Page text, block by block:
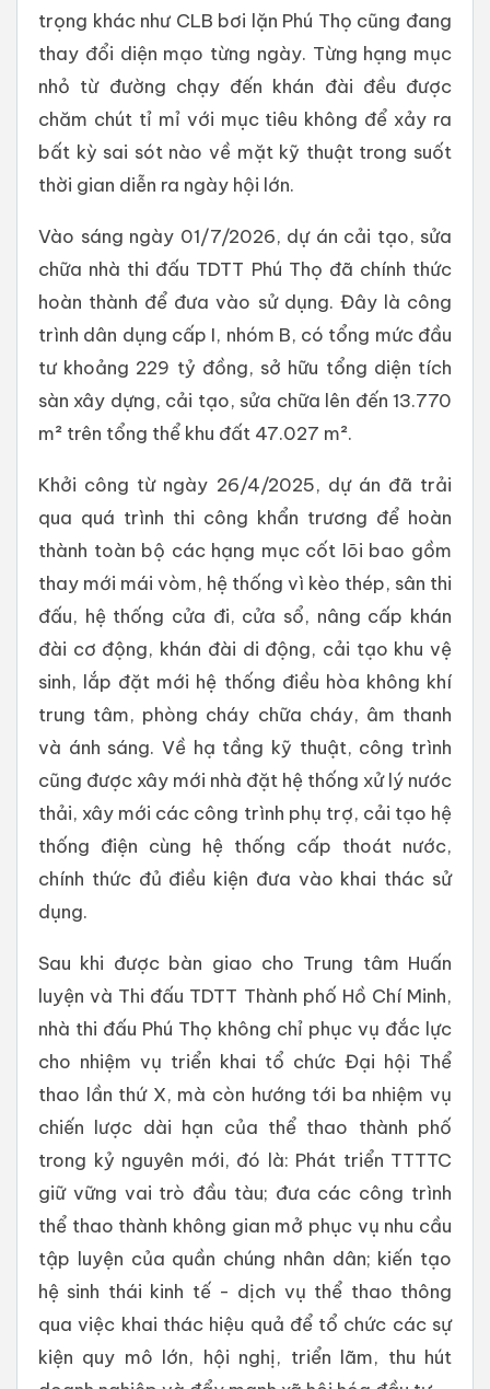
trọng khác như CLB bơi lặn Phú Thọ cũng đang
thay đổi diện mạo từng ngày. Từng hạng mục
nhỏ từ đường chạy đến khán đài đều được
chăm chút tỉ mỉ với mục tiêu không để xảy ra
bất kỳ sai sót nào về mặt kỹ thuật trong suốt
thời gian diễn ra ngày hội lớn.
Vào sáng ngày 01/7/2026, dự án cải tạo, sửa
chữa nhà thi đấu TDTT Phú Thọ đã chính thức
hoàn thành để đưa vào sử dụng. Đây là công
trình dân dụng cấp I, nhóm B, có tổng mức đầu
tư khoảng 229 tỷ đồng, sở hữu tổng diện tích
sàn xây dựng, cải tạo, sửa chữa lên đến 13.770
m² trên tổng thể khu đất 47.027 m².
Khởi công từ ngày 26/4/2025, dự án đã trải
qua quá trình thi công khẩn trương để hoàn
thành toàn bộ các hạng mục cốt lõi bao gồm
thay mới mái vòm, hệ thống vì kèo thép, sân thi
đấu, hệ thống cửa đi, cửa sổ, nâng cấp khán
đài cơ động, khán đài di động, cải tạo khu vệ
sinh, lắp đặt mới hệ thống điều hòa không khí
trung tâm, phòng cháy chữa cháy, âm thanh
và ánh sáng. Về hạ tầng kỹ thuật, công trình
cũng được xây mới nhà đặt hệ thống xử lý nước
thải, xây mới các công trình phụ trợ, cải tạo hệ
thống điện cùng hệ thống cấp thoát nước,
chính thức đủ điều kiện đưa vào khai thác sử
dụng.
Sau khi được bàn giao cho Trung tâm Huấn
luyện và Thi đấu TDTT Thành phố Hồ Chí Minh,
nhà thi đấu Phú Thọ không chỉ phục vụ đắc lực
cho nhiệm vụ triển khai tổ chức Đại hội Thể
thao lần thứ X, mà còn hướng tới ba nhiệm vụ
chiến lược dài hạn của thể thao thành phố
trong kỷ nguyên mới, đó là: Phát triển TTTTC
giữ vững vai trò đầu tàu; đưa các công trình
thể thao thành không gian mở phục vụ nhu cầu
tập luyện của quần chúng nhân dân; kiến tạo
hệ sinh thái kinh tế - dịch vụ thể thao thông
qua việc khai thác hiệu quả để tổ chức các sự
kiện quy mô lớn, hội nghị, triển lãm, thu hút